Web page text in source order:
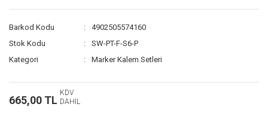
Barkod Kodu
4902505574160
Stok Kodu
SW-PT-F-S6-P
Kategori
Marker Kalem Setleri
665,00 TL
KDV
DAHİL